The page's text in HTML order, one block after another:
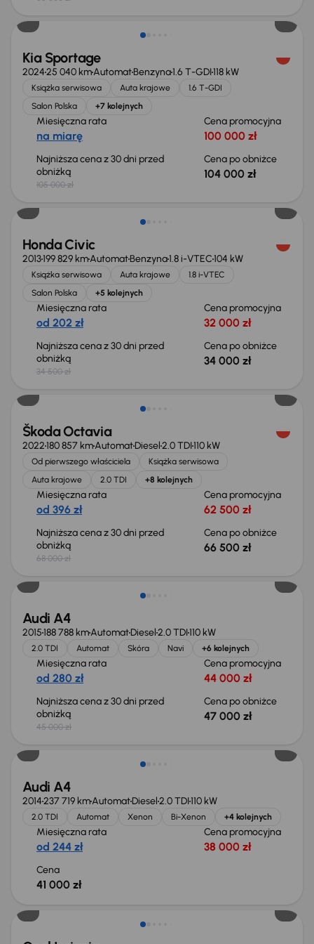
Taniej o 1 000 zł
Kia Sportage
202425 040 kmAutomatBenzyna1.6 T-GDI118 kW
Książka serwisowa Auta krajowe
1.6 T-GDI
Salon Polska
+7 kolejnych
Miesięczna rata
na miarę
Cena promocyjna
100 000 zł
Najniższa cena z 30 dni przed
obniżką
105 000 zł
Cena po obniżce
104 000 zł
Taniej o 500 zł
Honda Civic
2013199 829 kmAutomatBenzyna1.8 i-VTEC104 kW
Książka serwisowa Auta krajowe
1.8 i-VTEC
Salon Polska
+5 kolejnych
Miesięczna rata
od 202 zł
Cena promocyjna
32 000 zł
Najniższa cena z 30 dni przed
obniżką
34 500 zł
Cena po obniżce
34 000 zł
Świeżo skupione
Škoda Octavia
2022180 857 kmAutomatDiesel2.0 TDI110 kW
Od pierwszego właściciela
Książka serwisowa
Auta krajowe
2.0 TDI +8 kolejnych
Miesięczna rata
od 396 zł
Cena promocyjna
62 500 zł
Najniższa cena z 30 dni przed
obniżką
68 000 zł
Cena po obniżce
66 500 zł
Audi A4
2015188 788 kmAutomatDiesel2.0 TDI110 kW
2.0 TDI Automat Skóra Navi +6 kolejnych
Miesięczna rata
od 280 zł
Cena promocyjna
44 000 zł
Najniższa cena z 30 dni przed
obniżką
45 000 zł
Cena po obniżce
47 000 zł
Audi A4
2014237 719 kmAutomatDiesel2.0 TDI110 kW
2.0 TDI Automat Xenon Bi-Xenon +4 kolejnych
Miesięczna rata
od 244 zł
Cena promocyjna
38 000 zł
Cena
41 000 zł